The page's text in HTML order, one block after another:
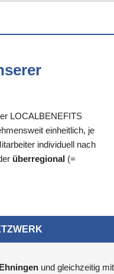
LOCALBENEFITS
einheitlich, je
individuell nach
überregional (=
und gleichzeitig mit